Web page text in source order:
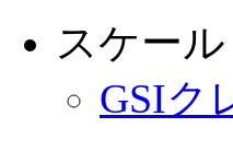
スケー
GSIク